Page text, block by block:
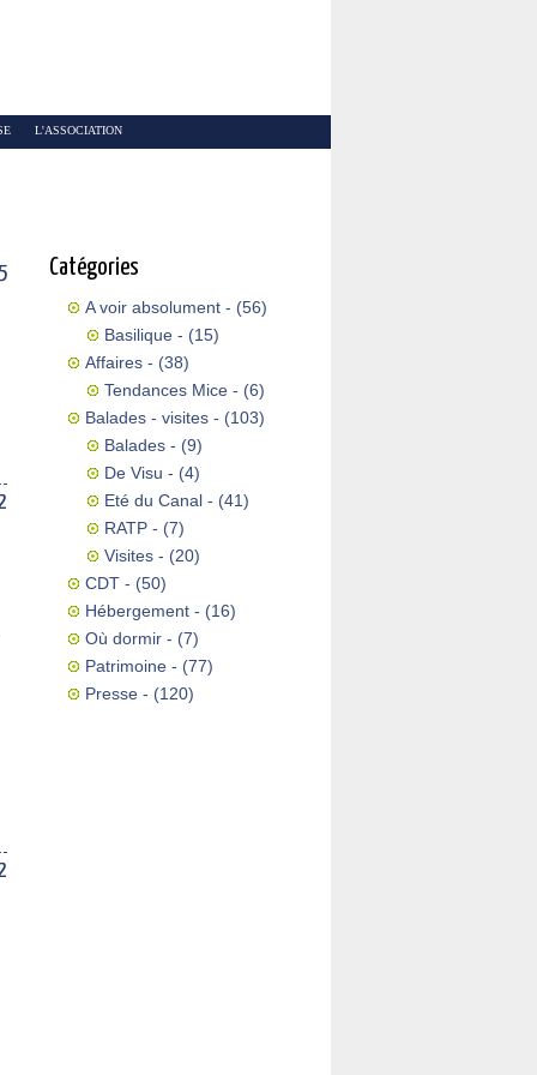
L'ASSOCIATION
Catégories
A voir absolument - (56)
Basilique - (15)
Affaires - (38)
Tendances Mice - (6)
Balades - visites - (103)
Balades - (9)
De Visu - (4)
Eté du Canal - (41)
RATP - (7)
Visites - (20)
CDT - (50)
Hébergement - (16)
Où dormir - (7)
Patrimoine - (77)
Presse - (120)